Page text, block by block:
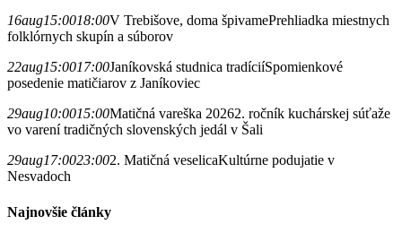
16aug15:0018:00V Trebišove, doma špivamePrehliadka miestnych
folklórnych skupín a súborov
22aug15:0017:00Janíkovská studnica tradíciíSpomienkové
posedenie matičiarov z Janíkoviec
29aug10:0015:00Matičná vareška 20262. ročník kuchárskej súťaže
vo varení tradičných slovenských jedál v Šali
29aug17:0023:002. Matičná veselicaKultúrne podujatie v
Nesvadoch
Najnovšie články